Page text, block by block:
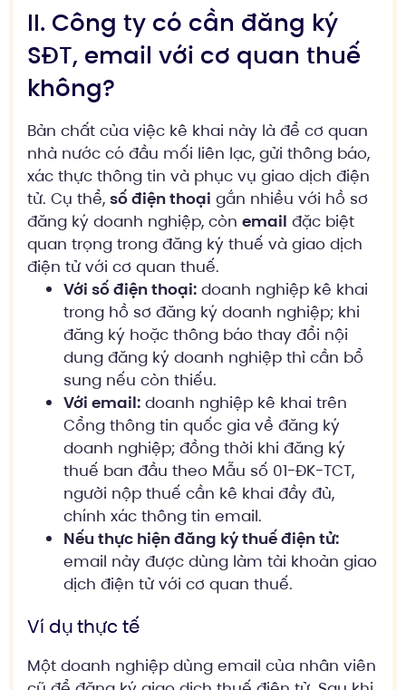
II. Công ty có cần đăng ký
SĐT, email với cơ quan thuế
không?
Bản chất của việc kê khai này là để cơ quan
nhà nước có đầu mối liên lạc, gửi thông báo,
xác thực thông tin và phục vụ giao dịch điện
tử. Cụ thể, số điện thoại gắn nhiều với hồ sơ
đăng ký doanh nghiệp, còn email đặc biệt
quan trọng trong đăng ký thuế và giao dịch
điện tử với cơ quan thuế.
Với số điện thoại: doanh nghiệp kê khai
trong hồ sơ đăng ký doanh nghiệp; khi
đăng ký hoặc thông báo thay đổi nội
dung đăng ký doanh nghiệp thì cần bổ
sung nếu còn thiếu.
Với email: doanh nghiệp kê khai trên
Cổng thông tin quốc gia về đăng ký
doanh nghiệp; đồng thời khi đăng ký
thuế ban đầu theo Mẫu số 01-ĐK-TCT,
người nộp thuế cần kê khai đầy đủ,
chính xác thông tin email.
Nếu thực hiện đăng ký thuế điện tử:
email này được dùng làm tài khoản giao
dịch điện tử với cơ quan thuế.
Ví dụ thực tế
Một doanh nghiệp dùng email của nhân viên